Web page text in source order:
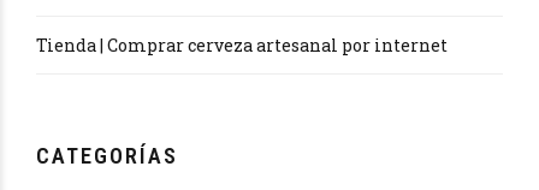
Tienda | Comprar cerveza artesanal por internet
CATEGORÍAS